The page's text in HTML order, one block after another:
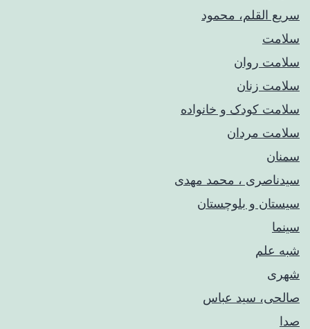
سریع القلم، محمود
سلامت
سلامت روان
سلامت زنان
سلامت کودک‌ و خانواده
سلامت مردان
سمنان
سیدناصری ، محمد مهدی
سیستان و بلوچستان
سینما
شبه علم
شهری
صالحی، سید عباس
صدا